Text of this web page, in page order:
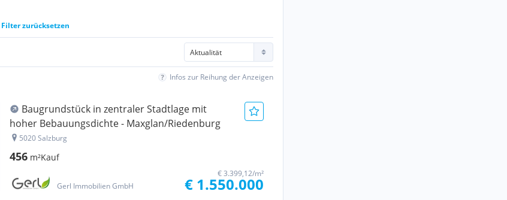
Filter zurücksetzen
Infos zur Reihung der Anzeigen
Baugrundstück in zentraler Stadtlage mit
hoher Bebauungsdichte - Maxglan/Riedenburg
5020 Salzburg
456 m²Kauf
Gerl Immobilien GmbH
€ 3.399,12/m²
€ 1.550.000